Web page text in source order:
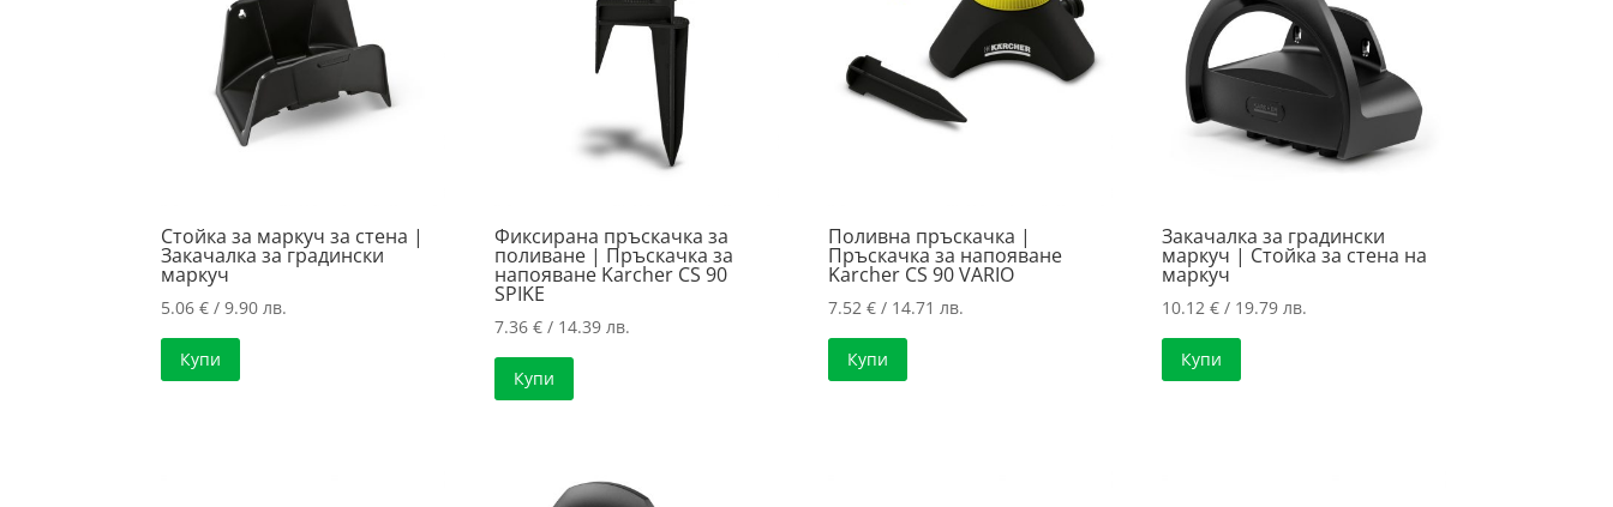
Стойка за маркуч за стена |
Закачалка за градински
маркуч
5.06€ / 9.90 лв.
Купи
Фиксирана пръскачка за
поливане | Пръскачка за
напояване Karcher CS 90
SPIKE
7.36€ / 14.39 лв.
Купи
Поливна пръскачка |
Пръскачка за напояване
Karcher CS 90 VARIO
7.52€ / 14.71 лв.
Купи
Закачалка за градински
маркуч | Стойка за стена на
маркуч
10.12€ / 19.79 лв.
Купи